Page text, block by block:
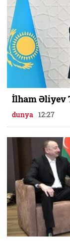
İlham Əliyev
dunya 12:27